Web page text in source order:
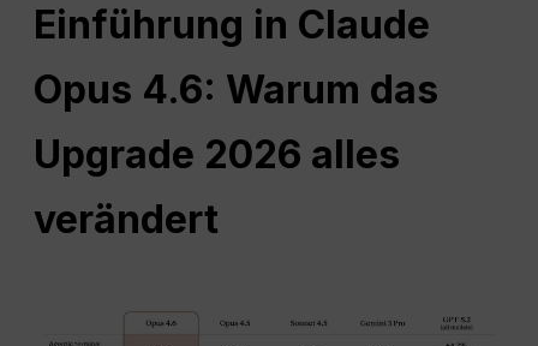
Einführung in Claude
Opus 4.6: Warum das
Upgrade 2026 alles
verändert